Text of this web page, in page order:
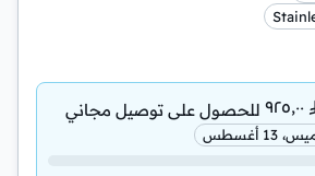
٩٢٥٫٠٠ للحصول على توصيل مجاني
أغسطس